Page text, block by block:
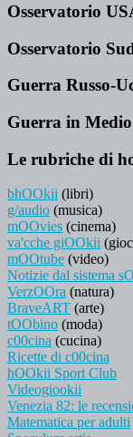
Osservatorio
Osservatorio
Guerra Russo-
Guerra in
Le rubriche di
bhOOkii (libri)
g/audio (musica)
mOOvies (cinema)
va'cche giOOkii
mOOtube (video)
Notizie dal sistema
VerzOOra (natura)
BraveART (arte)
tOObino (moda)
c00cina (cucina)
Ricette di c00cina
hOOkii Sport Club
Videogiookii
Venezia 82: le
Matematica per adulti